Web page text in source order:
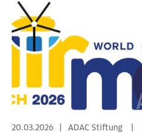
20.03.2026 | ADAC Stiftung |